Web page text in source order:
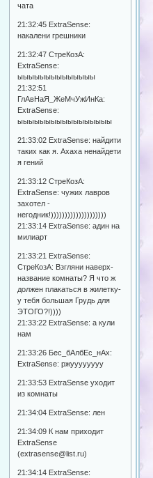
чата
21:32:45 ExtrаSense:
накалени грешники
21:32:47 СтреКозА:
ExtrаSense:
ыыыыыыыыыыыыыы
21:32:51
ГлАвНаЯ_ЖeМчУжИнКа:
ExtrаSense:
ыыыыыыыыыыыыыыыыы
21:33:02 ExtrаSense: найдити
таких как я. Ахаха ненайдети
я гений
21:33:12 СтреКозА:
ExtrаSense: чужих лавров
захотел -
негодник!))))))))))))))))))))
21:33:14 ExtrаSense: адин на
милиарт
21:33:21 ExtraSense:
СтреКозА: Взгляни наверх-
название комнаты? Я что ж
должен плакаться в жилетку-
у тебя большая Грудь для
ЭТОГО?!))))
21:33:22 ExtrаSense: а кули
нам
21:33:26 Бес_бАлбЕс_нАх:
ExtrаSense: ржуууууууу
21:33:53 ExtraSense уходит
из комнаты
21:34:04 ExtrаSense: лен
21:34:09 К нам приходит
ExtraSense
(extrasense@list.ru)
21:34:14 ExtrаSense: